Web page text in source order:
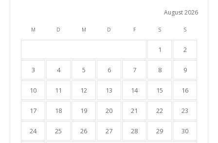
August 2026
M D M D F S S
1 2
3 4 5 6 7 8 9
10 11 12 13 14 15 16
17 18 19 20 21 22 23
24 25 26 27 28 29 30